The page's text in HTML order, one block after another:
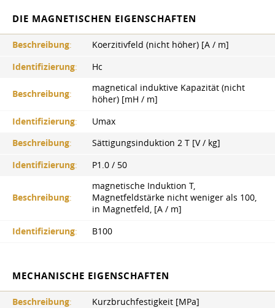
DIE MAGNETISCHEN EIGENSCHAFTEN
Beschreibung:
Koerzitivfeld (nicht höher) [A / m]
Identifizierung: Hc
Beschreibung:
magnetical induktive Kapazität (nicht
höher) [mH / m]
Identifizierung:
Umax
Beschreibung:
Sättigungsinduktion 2 T [V / kg]
Identifizierung: P1.0 / 50
Beschreibung:
magnetische Induktion T,
Magnetfeldstärke nicht weniger als 100,
in Magnetfeld, [A / m]
Identifizierung: B100
MECHANISCHE EIGENSCHAFTEN
Beschreibung:
Kurzbruchfestigkeit [MPa]